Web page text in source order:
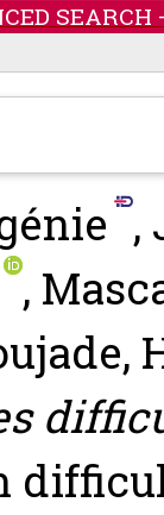
SEARCH
,
,